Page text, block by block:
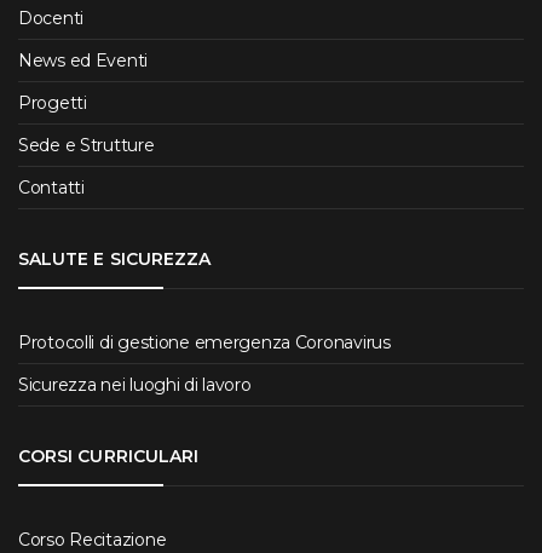
Docenti
News ed Eventi
Progetti
Sede e Strutture
Contatti
SALUTE E SICUREZZA
Protocolli di gestione emergenza Coronavirus
Sicurezza nei luoghi di lavoro
CORSI CURRICULARI
Corso Recitazione